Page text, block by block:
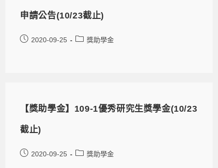
申請公告(10/23截止)
2020-09-25 獎助學金
【獎助學金】109-1優秀研究生獎學金(10/23
截止)
2020-09-25 獎助學金